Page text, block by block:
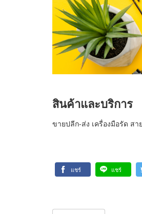
สินค้าและบริการ
ขายปลีก-ส่ง เครื่องมือรัด สา
แชร์ แชร์